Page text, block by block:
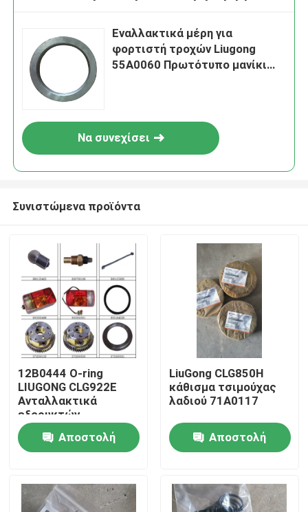
Αρχική Σελίδα
Σχετικά με εμάς
Εναλλακτικά μέρη για
φορτιστή τροχών Liugong
55A0060 Πρωτότυπο μανίκι
Να συνεχίσει
Συνιστώμενα προϊόντα
12Β0444 Ο-ring
LIUGONG CLG922E
Ανταλλακτικά
εξορυκτών
Αποστολή
LiuGong CLG850H
κάθισμα τσιμούχας
λαδιού 71A0117
Αποστολή